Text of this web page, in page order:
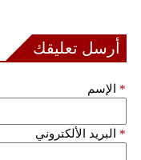
أرسل تعليقك
الإسم *
البريد الألكتروني *